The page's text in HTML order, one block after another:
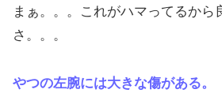
まぁ。。。これがハマってるから
さ。。。
やつの左腕には大きな傷がある。